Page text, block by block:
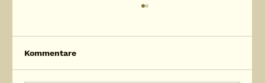
Kommentare